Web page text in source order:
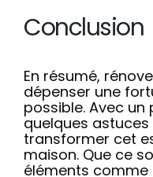
Conclusion
En résumé,
dépenser une
possible. Avec
quelques
transformer cet
maison. Que ce
éléments comme